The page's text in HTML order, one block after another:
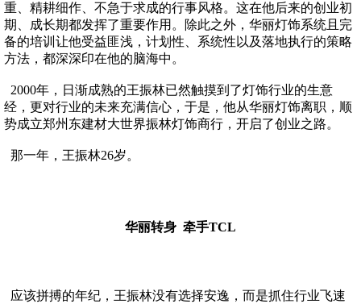
重、精耕细作、不急于求成的行事风格。这在他后来的创业初
期、成长期都发挥了重要作用。除此之外，华丽灯饰系统且完
备的培训让他受益匪浅，计划性、系统性以及落地执行的策略
方法，都深深印在他的脑海中。
2000年，日渐成熟的王振林已然触摸到了灯饰行业的生意
经，更对行业的未来充满信心，于是，他从华丽灯饰离职，顺
势成立郑州东建材大世界振林灯饰商行，开启了创业之路。
那一年，王振林26岁。
华丽转身 牵手TCL
应该拼搏的年纪，王振林没有选择安逸，而是抓住行业飞速